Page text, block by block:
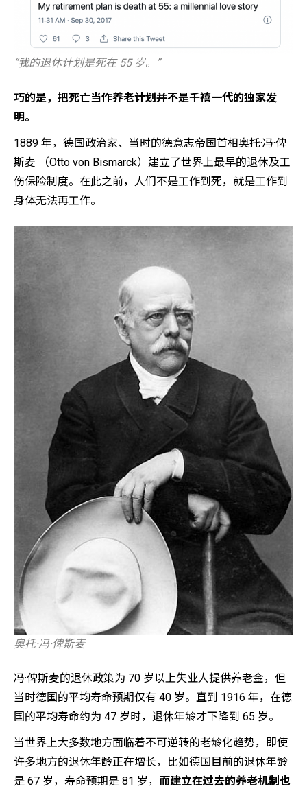
“我的退休计划是死在 55 岁。”
巧的是，把死亡当作养老计划并不是千禧一代的独家发
明。
1889 年，德国政治家、当时的德意志帝国首相奥托·冯·俾
斯麦 （Otto von Bismarck）建立了世界上最早的退休及工
伤保险制度。在此之前，人们不是工作到死，就是工作到
身体无法再工作。
奥托·冯·俾斯麦
冯·俾斯麦的退休政策为 70 岁以上失业人提供养老金，但
当时德国的平均寿命预期仅有 40 岁。直到 1916 年，在德
国的平均寿命约为 47 岁时，退休年龄才下降到 65 岁。
当世界上大多数地方面临着不可逆转的老龄化趋势，即使
许多地方的退休年龄正在增长，比如德国目前的退休年龄
是 67 岁，寿命预期是 81 岁， 而建立在过去的养老机制也